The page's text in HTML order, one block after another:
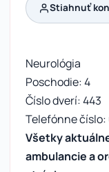
Stiahnuť
Neurológia
Poschodie: 4
Číslo dverí: 443
Telefónne číslo:
Všetky
ambulancie a